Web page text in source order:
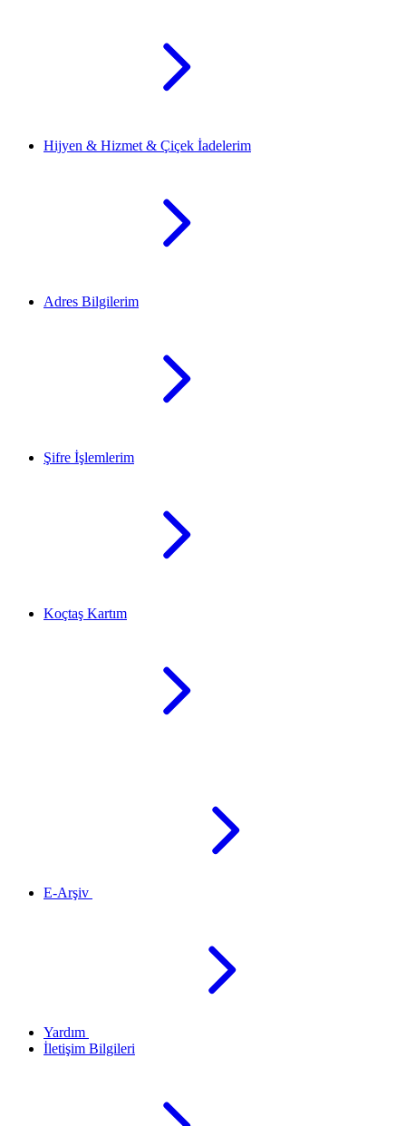
Hijyen & Hizmet & Çiçek İadelerim
Adres Bilgilerim
Şifre İşlemlerim
Koçtaş Kartım
E-Arşiv
Yardım
İletişim Bilgileri